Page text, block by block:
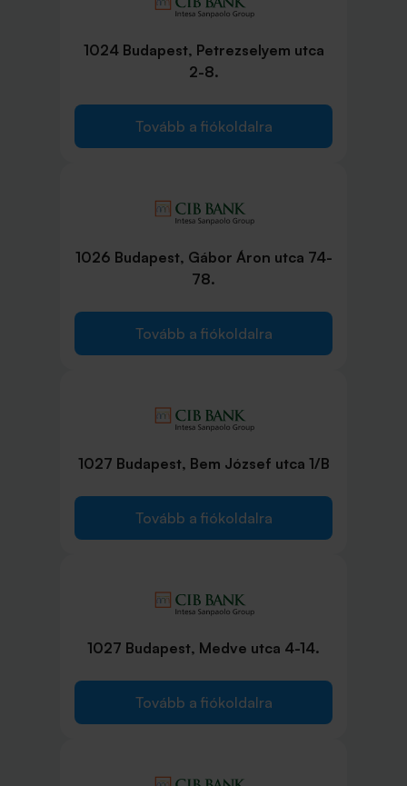
1024 Budapest, Petrezselyem utca
2-8.
Tovább a fiókoldalra
1026 Budapest, Gábor Áron utca 74-
78.
Tovább a fiókoldalra
1027 Budapest, Bem József utca 1/B
Tovább a fiókoldalra
1027 Budapest, Medve utca 4-14.
Tovább a fiókoldalra